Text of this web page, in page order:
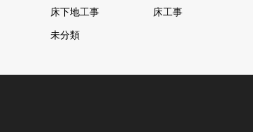
床下地工事 床工事
未分類